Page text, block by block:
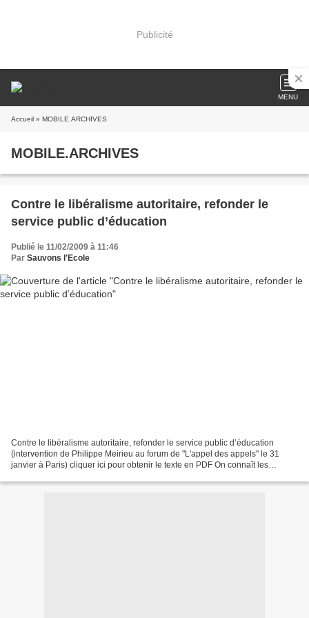
Publicité
MENU
Accueil » MOBILE.ARCHIVES
MOBILE.ARCHIVES
Contre le libéralisme autoritaire, refonder le
service public d’éducation
Publié le 11/02/2009 à 11:46
Par Sauvons l'Ecole
Contre le libéralisme autoritaire, refonder le service public d’éducation
(intervention de Philippe Meirieu au forum de "L'appel des appels" le 31
janvier à Paris) cliquer ici pour obtenir le texte en PDF On connaît les